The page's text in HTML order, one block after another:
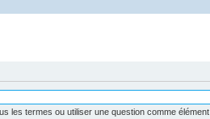
les termes ou utiliser une question comme élément